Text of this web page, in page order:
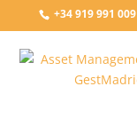
+34 919 991 009